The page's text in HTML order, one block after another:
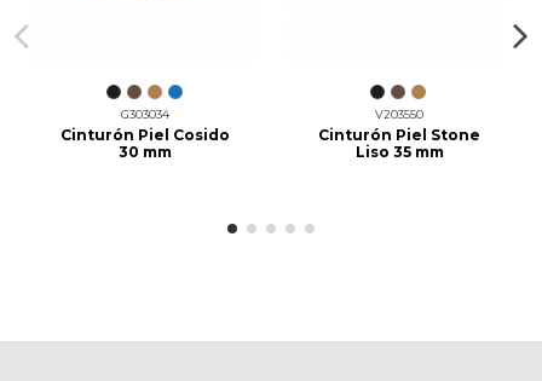
G303034
Cinturón Piel Cosido
30 mm
V203550
Cinturón Piel Stone
Liso 35 mm